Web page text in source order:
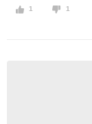
1 1